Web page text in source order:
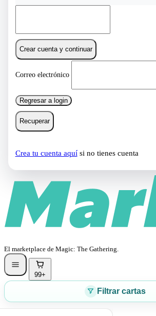
Crear cuenta y continuar
Correo electrónico
Regresar a login
Recuperar
Crea tu cuenta aquísi no tienes cuenta
El marketplace de Magic: The Gathering.
99+
Filtrar cartas